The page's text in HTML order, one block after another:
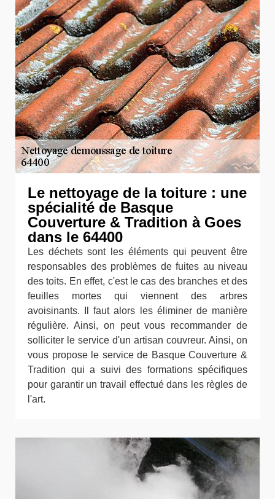
Le nettoyage de la toiture : une
spécialité de Basque
Couverture & Tradition à Goes
dans le 64400
Les déchets sont les éléments qui peuvent être
responsables des problèmes de fuites au niveau
des toits. En effet, c'est le cas des branches et des
feuilles mortes qui viennent des arbres
avoisinants. Il faut alors les éliminer de manière
régulière. Ainsi, on peut vous recommander de
solliciter le service d'un artisan couvreur. Ainsi, on
vous propose le service de Basque Couverture &
Tradition qui a suivi des formations spécifiques
pour garantir un travail effectué dans les règles de
l'art.